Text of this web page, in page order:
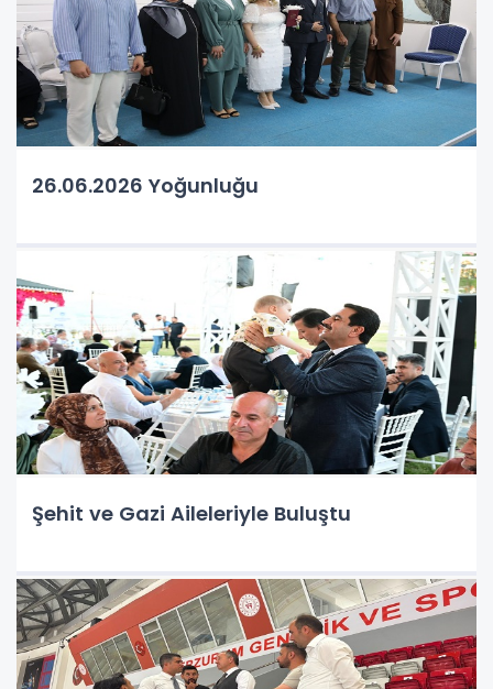
26.06.2026 Yoğunluğu
Şehit ve Gazi Aileleriyle Buluştu